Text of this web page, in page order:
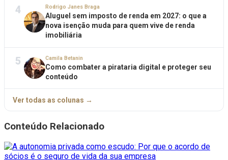
4 Rodrigo Janes Braga
Aluguel sem imposto de renda em 2027: o que a
nova isenção muda para quem vive de renda
imobiliária
5 Camila Betanin
Como combater a pirataria digital e proteger seu
conteúdo
Ver todas as colunas →
Conteúdo Relacionado